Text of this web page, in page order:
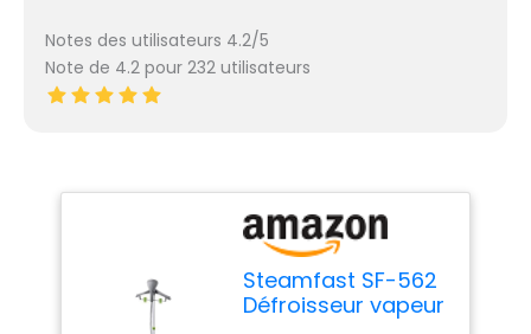
Notes des utilisateurs 4.2/5
Note de 4.2 pour 232 utilisateurs
Steamfast SF-562
Défroisseur vapeur